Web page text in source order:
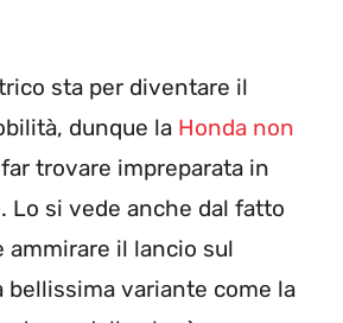
sta per diventare il
dunque la Honda non
far trovare impreparata in
Lo si vede anche dal fatto
ammirare il lancio sul
bellissima variante come la